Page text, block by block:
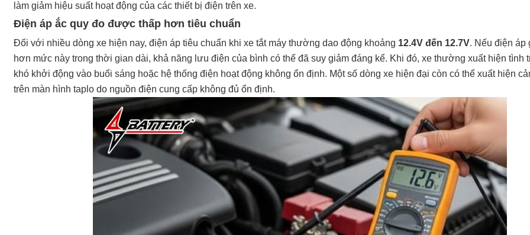
làm giảm hiệu suất hoạt động của các thiết bị điện trên xe.
Điện áp ắc quy đo được thấp hơn tiêu chuẩn
Đối với nhiều dòng xe hiện nay, điện áp tiêu chuẩn khi xe tắt máy thường dao động khoảng 12.4V đến 12.7V. Nếu điện áp
hơn mức này trong thời gian dài, khả năng lưu điện của bình có thể đã suy giảm đáng kể. Khi đó, xe thường xuất hiện tình
khó khởi động vào buổi sáng hoặc hệ thống điện hoạt động không ổn định. Một số dòng xe hiện đại còn có thể xuất hiện
trên màn hình taplo do nguồn điện cung cấp không đủ ổn định.